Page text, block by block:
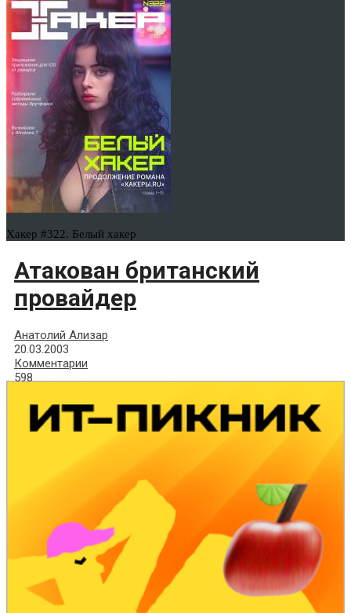
Хакер #322. Белый хакер
Атакован британский
провайдер
Анатолий Ализар
20.03.2003
Комментарии
598